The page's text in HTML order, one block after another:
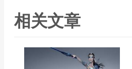
相关文章